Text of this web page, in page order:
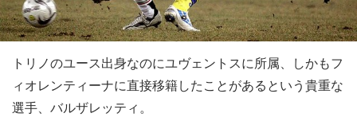
トリノのユース出身なのにユヴェントスに所属、しかもフ
ィオレンティーナに直接移籍したことがあるという貴重な
選手、バルザレッティ。